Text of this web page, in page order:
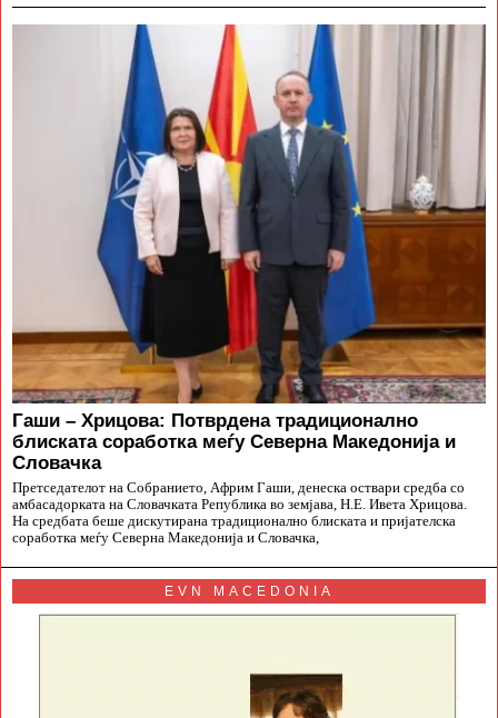
Гаши – Хрицова: Потврдена традиционално
блиската соработка меѓу Северна Македонија и
Словачка
Претседателот на Собранието, Африм Гаши, денеска оствари средба со
амбасадорката на Словачката Република во земјава, Н.Е. Ивета Хрицова.
На средбата беше дискутирана традиционално блиската и пријателска
соработка меѓу Северна Македонија и Словачка,
EVN MACEDONIA